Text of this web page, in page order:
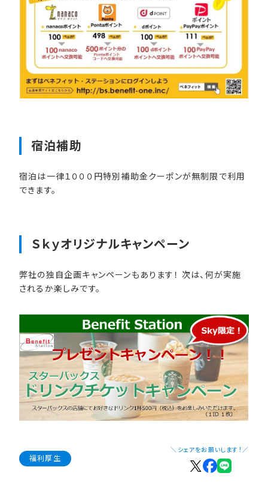
宿泊補助
宿泊は一律１０００円特別補助金クーポンが無制限で利用
できます。
Ｓｋｙオリジナルキャンペーン
弊社の独自企画キャンペーンもあります！ 次は、何が実施
されるか楽しみです。
福利厚生
＼シェアをお願いします！／